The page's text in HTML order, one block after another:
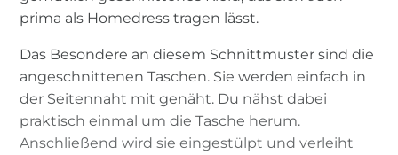
prima als Homedress tragen lässt.
Das Besondere an diesem Schnittmuster sind die
angeschnittenen Taschen. Sie werden einfach in
der Seitennaht mit genäht. Du nähst dabei
praktisch einmal um die Tasche herum.
Anschließend wird sie eingestülpt und verleiht